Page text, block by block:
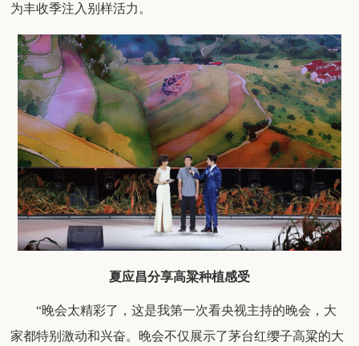
为丰收季注入别样活力。
夏应昌分享高粱种植感受
“晚会太精彩了，这是我第一次看央视主持的晚会，大
家都特别激动和兴奋。晚会不仅展示了茅台红缨子高粱的大